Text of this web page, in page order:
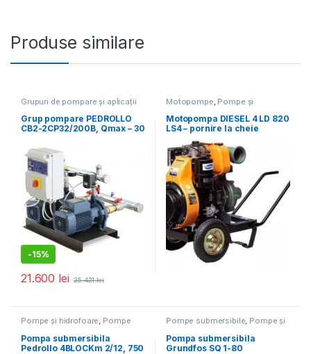
Produse similare
Grupuri de pompare și aplicații
speciale Pompe și hidrofoare
Grup pompare PEDROLLO
CB2-2CP32/200B, Qmax – 30
-15%
21.600 lei 25.421lei
Motopompe Pompe și
hidrofoare
Motopompa DIESEL 4 LD 820
LS4 – pornire la cheie
Pompe și hidrofoare, Pompe
submersibile
Pompa submersibila
Pedrollo 4BLOCKm 2/12, 750
Pompe submersibile, Pompe și
Pompa submersibila
Grundfos SQ 1-80